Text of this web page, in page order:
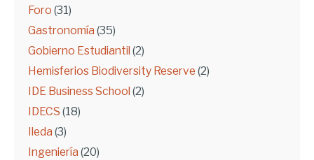
Foro (31)
Gastronomía (35)
Gobierno Estudiantil (2)
Hemisferios Biodiversity Reserve (2)
IDE Business School (2)
IDECS (18)
Ileda (3)
Ingeniería (20)